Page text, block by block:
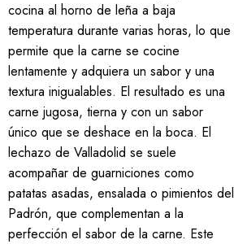
cocina al horno de leña a baja
temperatura durante varias horas, lo que
permite que la carne se cocine
lentamente y adquiera un sabor y una
textura inigualables. El resultado es una
carne jugosa, tierna y con un sabor
único que se deshace en la boca. El
lechazo de Valladolid se suele
acompañar de guarniciones como
patatas asadas, ensalada o pimientos del
Padrón, que complementan a la
perfección el sabor de la carne. Este